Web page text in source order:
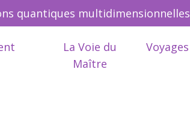
quantiques multidimensionnelles
La Voie du
Maître
Voyages